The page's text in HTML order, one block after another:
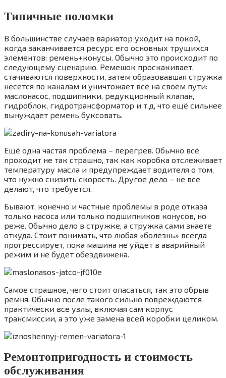
Типичные поломки
В большинстве случаев вариатор уходит на покой,
когда заканчивается ресурс его основных трущихся
элементов: ремень+конусы. Обычно это происходит по
следующему сценарию. Ремешок проскакивает,
стачиваются поверхности, затем образовавшая стружка
несется по каналам и уничтожает всё на своем пути:
маслонасос, подшипники, редукционный клапан,
гидроблок, гидротрансформатор и т.д, что ещё сильнее
вынуждает ремень буксовать.
Ещё одна частая проблема – перегрев. Обычно всё
проходит не так страшно, так как коробка отслеживает
температуру масла и предупреждает водителя о том,
что нужно снизить скорость. Другое дело – не все
делают, что требуется.
Бывают, конечно и частные проблемы в роде отказа
только насоса или только подшипников конусов, но
реже. Обычно дело в стружке, а стружка сами знаете
откуда. Стоит понимать, что любая «болезнь» всегда
прогрессирует, пока машина не уйдет в аварийный
режим и не будет обездвижена.
Самое страшное, чего стоит опасаться, так это обрыв
ремня. Обычно после такого сильно повреждаются
практически все узлы, включая сам корпус
трансмиссии, а это уже замена всей коробки целиком.
Ремонтопригодность и стоимость
обслуживания